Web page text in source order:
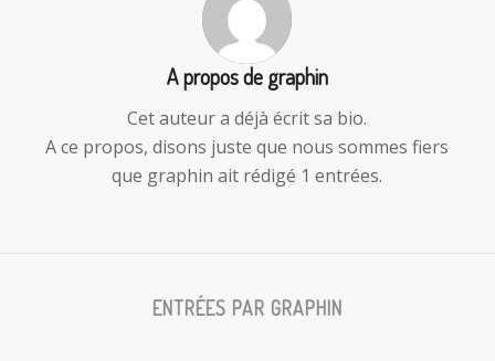
A propos degraphin
Cet auteur a déjà écrit sa bio.
A ce propos, disons juste que nous sommes fiers
que graphin ait rédigé 1 entrées.
ENTRÉES PAR GRAPHIN